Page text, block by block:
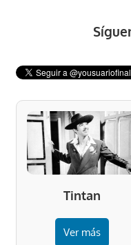
Tintan
Ver más